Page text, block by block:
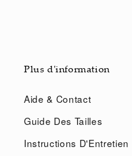
Plus d'information
Aide & Contact
Guide Des Tailles
Instructions D'Entretien